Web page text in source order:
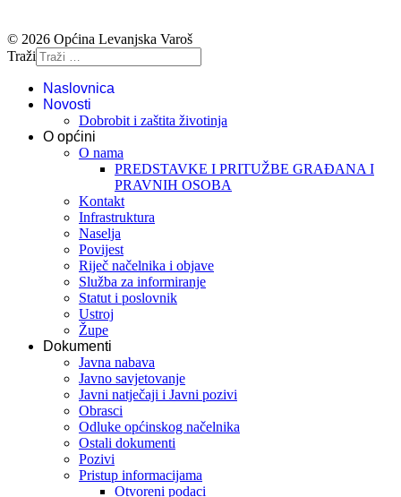
© 2026 Općina Levanjska Varoš
Traži
Naslovnica
Novosti
Dobrobit i zaštita životinja
O općini
O nama
PREDSTAVKE I PRITUŽBE GRAĐANA I
PRAVNIH OSOBA
Kontakt
Infrastruktura
Naselja
Povijest
Riječ načelnika i objave
Služba za informiranje
Statut i poslovnik
Ustroj
Župe
Dokumenti
Javna nabava
Javno savjetovanje
Javni natječaji i Javni pozivi
Obrasci
Odluke općinskog načelnika
Ostali dokumenti
Pozivi
Pristup informacijama
Otvoreni podaci